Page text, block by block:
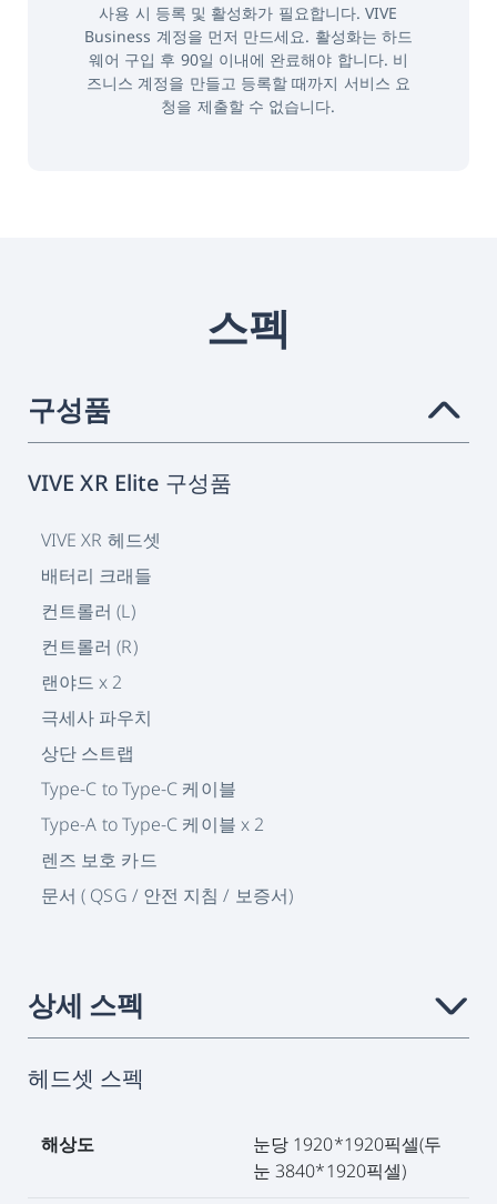
사용 시 등록 및 활성화가 필요합니다. VIVE
Business 계정을 먼저 만드세요. 활성화는 하드
웨어 구입 후 90일 이내에 완료해야 합니다. 비
즈니스 계정을 만들고 등록할 때까지 서비스 요
청을 제출할 수 없습니다.
스펙
구성품 ›
VIVE XR Elite 구성품
VIVE XR 헤드셋
배터리 크래들
컨트롤러 (L)
컨트롤러 (R)
랜야드 x 2
극세사 파우치
상단 스트랩
Type-C to Type-C 케이블
Type-A to Type-C 케이블 x 2
렌즈 보호 카드
문서 ( QSG / 안전 지침 / 보증서)
상세 스펙 ›
헤드셋 스펙
해상도
눈당 1920*1920픽셀(두
눈 3840*1920픽셀)